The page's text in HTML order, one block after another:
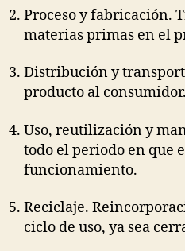
Proceso y fabricación.
materias primas en el
Distribución y
producto al consumidor.
Uso, reutilización y
todo el periodo en que
funcionamiento.
Reciclaje.
ciclo de uso, ya sea